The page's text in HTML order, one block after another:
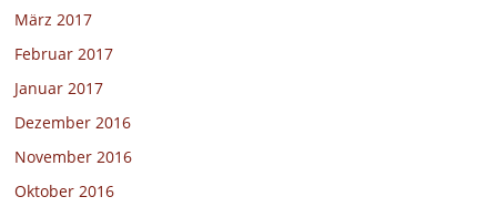
März 2017
Februar 2017
Januar 2017
Dezember 2016
November 2016
Oktober 2016